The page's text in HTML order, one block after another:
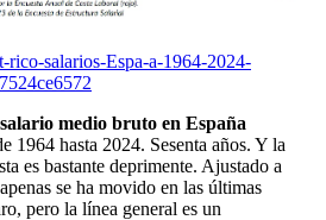
salarios-Espa-a-1964-2024-
salario medio bruto en España
1964 hasta 2024. Sesenta años. Y la
es bastante deprimente. Ajustado a
se ha movido en las últimas
pero la línea general es un